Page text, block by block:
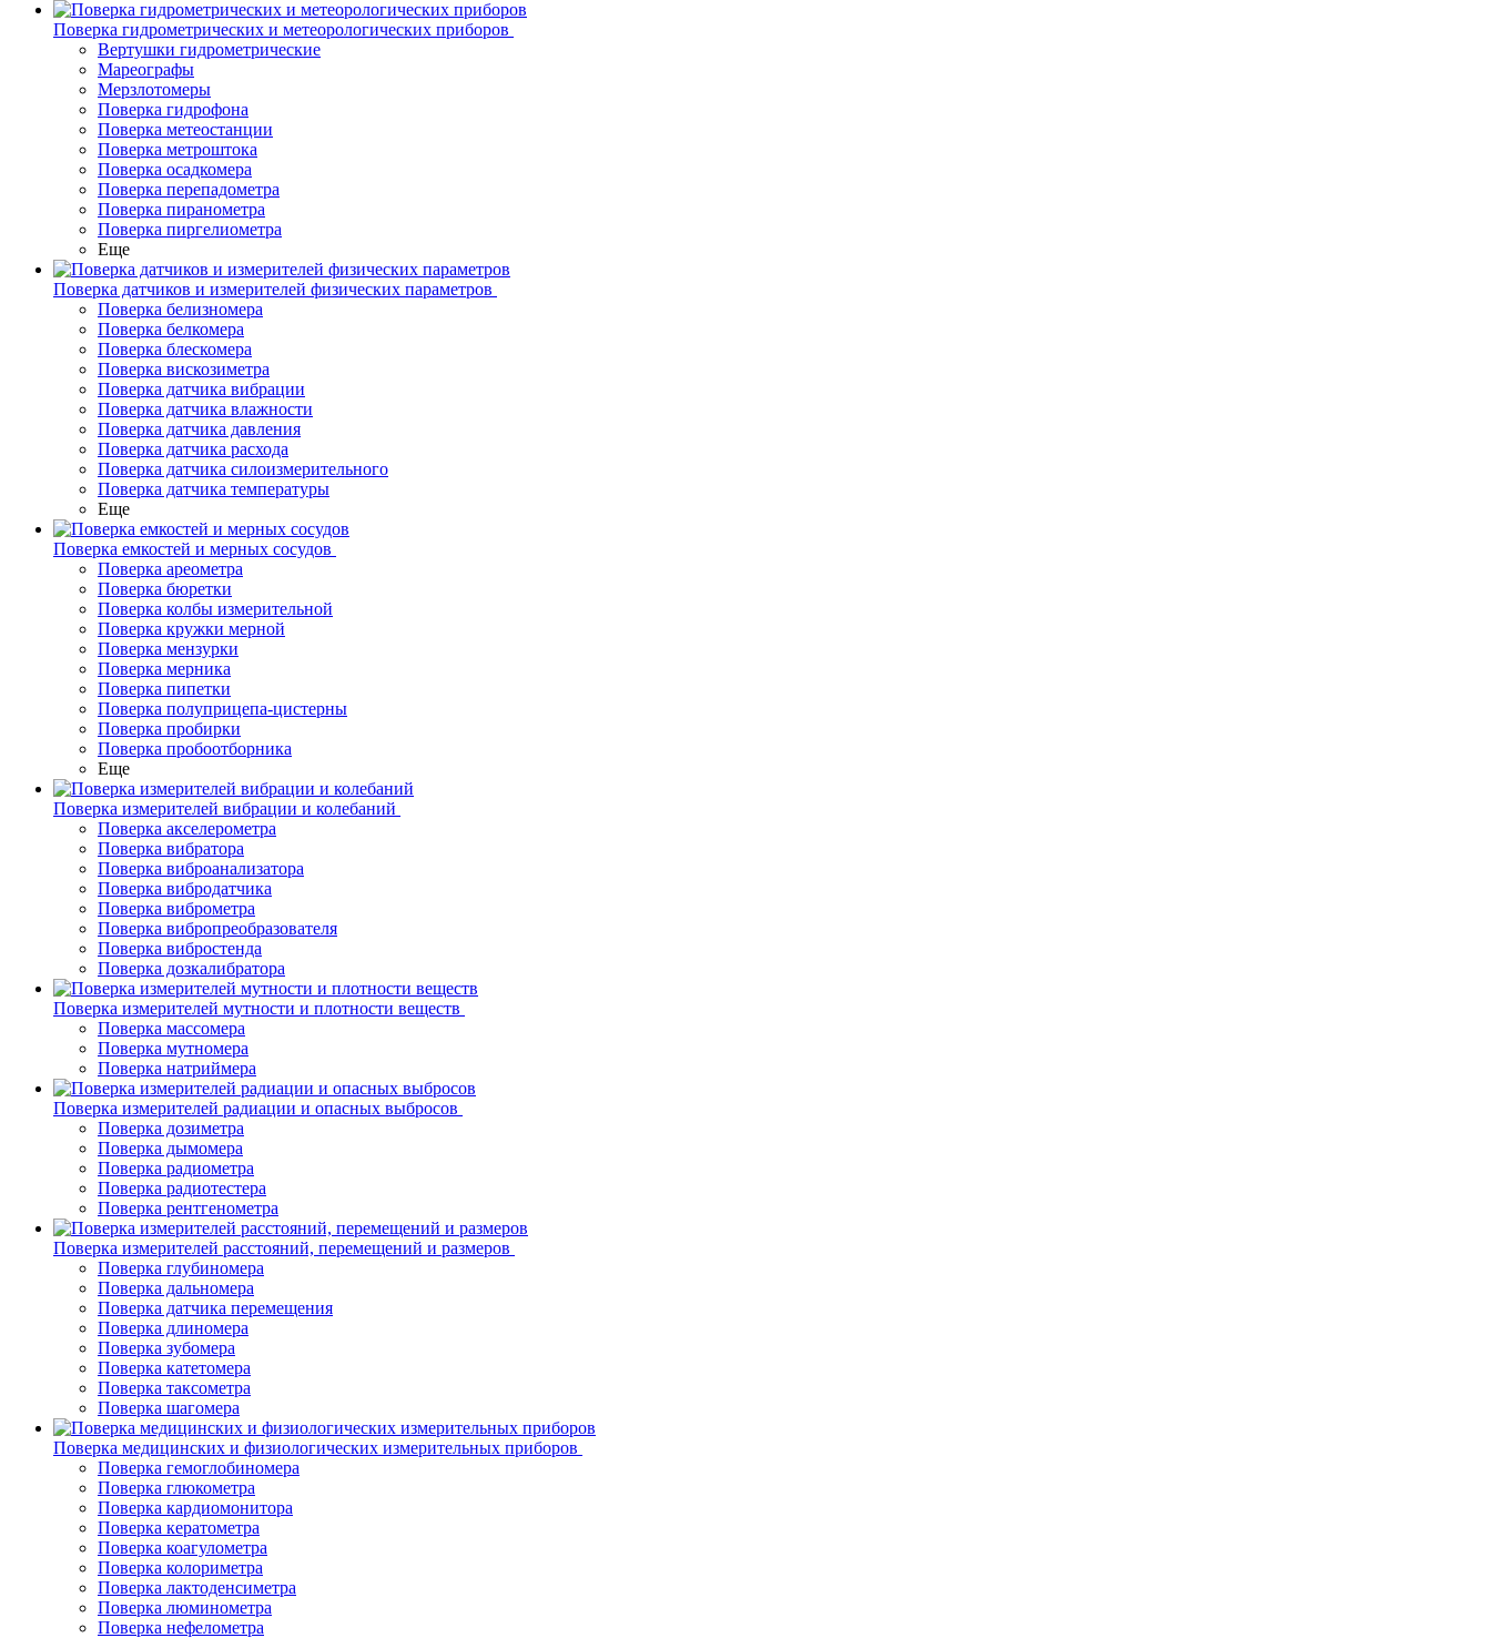
Поверка гидрометрических и метеорологических приборов
Вертушки гидрометрические
Мареографы
Мерзлотомеры
Поверка гидрофона
Поверка метеостанции
Поверка метроштока
Поверка осадкомера
Поверка перепадометра
Поверка пиранометра
Поверка пиргелиометра
Еще
Поверка датчиков и измерителей физических параметров
Поверка белизномера
Поверка белкомера
Поверка блескомера
Поверка вискозиметра
Поверка датчика вибрации
Поверка датчика влажности
Поверка датчика давления
Поверка датчика расхода
Поверка датчика силоизмерительного
Поверка датчика температуры
Еще
Поверка емкостей и мерных сосудов
Поверка ареометра
Поверка бюретки
Поверка колбы измерительной
Поверка кружки мерной
Поверка мензурки
Поверка мерника
Поверка пипетки
Поверка полуприцепа-цистерны
Поверка пробирки
Поверка пробоотборника
Еще
Поверка измерителей вибрации и колебаний
Поверка акселерометра
Поверка вибратора
Поверка виброанализатора
Поверка вибродатчика
Поверка виброметра
Поверка вибропреобразователя
Поверка вибростенда
Поверка дозкалибратора
Поверка измерителей мутности и плотности веществ
Поверка массомера
Поверка мутномера
Поверка натриймера
Поверка измерителей радиации и опасных выбросов
Поверка дозиметра
Поверка дымомера
Поверка радиометра
Поверка радиотестера
Поверка рентгенометра
Поверка измерителей расстояний, перемещений и размеров
Поверка глубиномера
Поверка дальномера
Поверка датчика перемещения
Поверка длиномера
Поверка зубомера
Поверка катетомера
Поверка таксометра
Поверка шагомера
Поверка медицинских и физиологических измерительных приборов
Поверка гемоглобиномера
Поверка глюкометра
Поверка кардиомонитора
Поверка кератометра
Поверка коагулометра
Поверка колориметра
Поверка лактоденсиметра
Поверка люминометра
Поверка нефелометра